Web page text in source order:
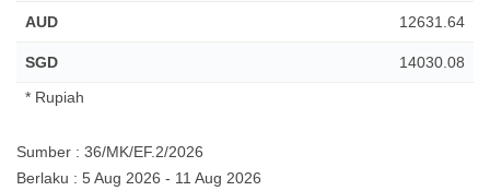
AUD 12631.64
SGD
14030.08
* Rupiah
Sumber : 36/MK/EF.2/2026
Berlaku : 5 Aug 2026 - 11 Aug 2026